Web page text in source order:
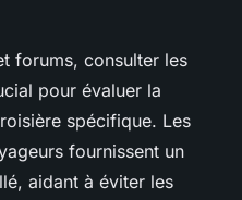
forums, consulter les
pour évaluer la
spécifique. Les
fournissent un
aidant à éviter les